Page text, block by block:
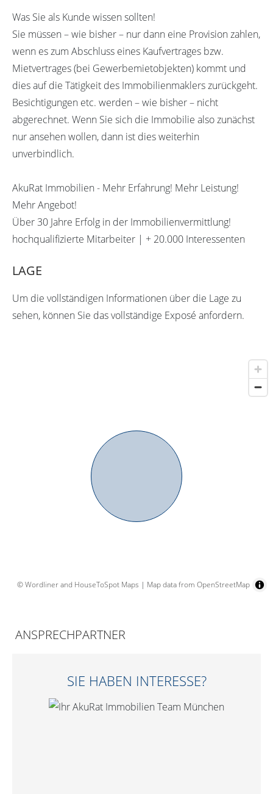
Was Sie als Kunde wissen sollten!
Sie müssen – wie bisher – nur dann eine Provision zahlen,
wenn es zum Abschluss eines Kaufvertrages bzw.
Mietvertrages (bei Gewerbemietobjekten) kommt und
dies auf die Tätigkeit des Immobilienmaklers zurückgeht.
Besichtigungen etc. werden – wie bisher – nicht
abgerechnet. Wenn Sie sich die Immobilie also zunächst
nur ansehen wollen, dann ist dies weiterhin
unverbindlich.
AkuRat Immobilien - Mehr Erfahrung! Mehr Leistung!
Mehr Angebot!
Über 30 Jahre Erfolg in der Immobilienvermittlung!
hochqualifizierte Mitarbeiter | + 20.000 Interessenten
LAGE
Um die vollständigen Informationen über die Lage zu
sehen, können Sie das vollständige Exposé anfordern.
© Wordliner and HouseToSpot Maps | Map data from OpenStreetMap
ANSPRECHPARTNER
SIE HABEN INTERESSE?